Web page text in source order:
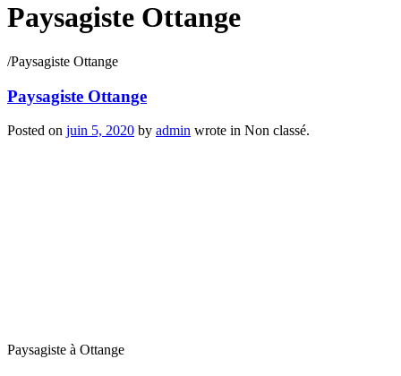
Paysagiste Ottange
/Paysagiste Ottange
Paysagiste Ottange
Posted on juin 5, 2020 by admin wrote in Non classé.
Paysagiste à Ottange